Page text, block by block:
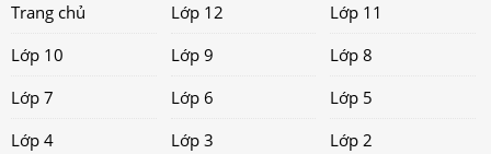
Trang chủ Lớp 12
Lớp 11
Lớp 10
Lớp 9
Lớp 8
Lớp 7
Lớp 6
Lớp 5
Lớp 4
Lớp 3 Lớp 2